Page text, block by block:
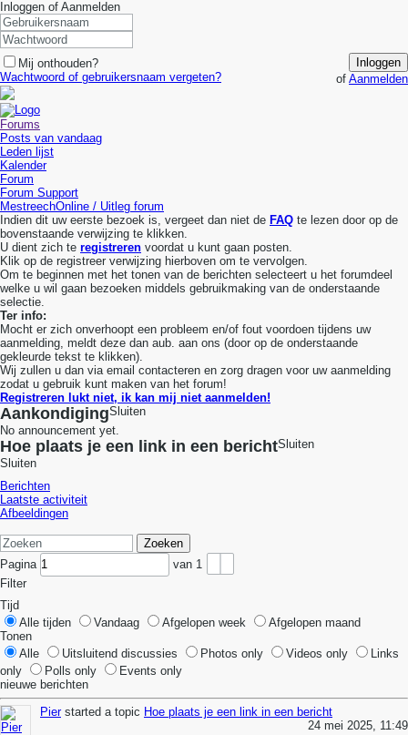
Inloggen of Aanmelden
Mij onthouden?
Inloggen
Wachtwoord of gebruikersnaam vergeten?
of Aanmelden
Forums
Posts van vandaag
Leden lijst
Kalender
Forum
Forum Support
MestreechOnline / Uitleg forum
Indien dit uw eerste bezoek is, vergeet dan niet de FAQ te lezen door op de
bovenstaande verwijzing te klikken.
U dient zich te registreren voordat u kunt gaan posten.
Klik op de registreer verwijzing hierboven om te vervolgen.
Om te beginnen met het tonen van de berichten selecteert u het forumdeel
welke u wil gaan bezoeken middels gebruikmaking van de onderstaande
selectie.
Ter info:
Mocht er zich onverhoopt een probleem en/of fout voordoen tijdens uw
aanmelding, meldt deze dan aub. aan ons (door op de onderstaande
gekleurde tekst te klikken).
Wij zullen u dan via email contacteren en zorg dragen voor uw aanmelding
zodat u gebruik kunt maken van het forum!
Registreren lukt niet, ik kan mij niet aanmelden!
AankondigingSluiten
No announcement yet.
Hoe plaats je een link in een berichtSluiten
Sluiten
Berichten
Laatste activiteit
Afbeeldingen
Zoeken
Pagina
van 1
Filter
Tijd
Alle tijden
Vandaag Afgelopen week
Afgelopen maand
Tonen
Alle
Uitsluitend discussies Photos only Videos only
Links
only
Polls only
Events only
nieuwe berichten
Pierstarted a topic Hoe plaats je een link in een bericht
24 mei 2025, 11:49